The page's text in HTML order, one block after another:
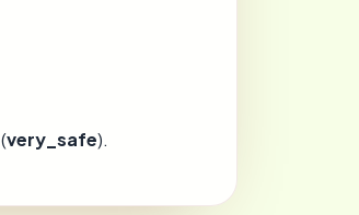
(very_safe).